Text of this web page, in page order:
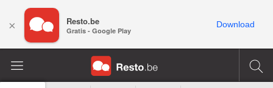
× Resto.be
Gratis - Google Play
Download